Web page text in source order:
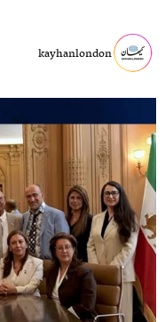
kayhanlondon